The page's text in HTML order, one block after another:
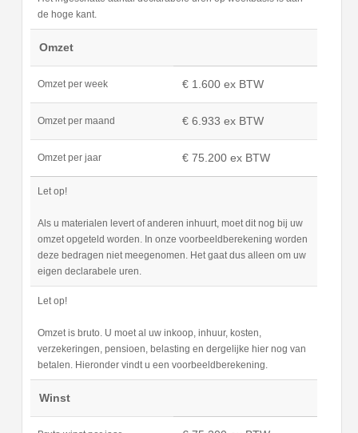
de hoge kant.
Omzet
Omzet per week € 1.600 ex BTW
Omzet per maand € 6.933 ex BTW
Omzet per jaar € 75.200 ex BTW
Let op!
Als u materialen levert of anderen inhuurt, moet dit nog bij uw
omzet opgeteld worden. In onze voorbeeldberekening worden
deze bedragen niet meegenomen. Het gaat dus alleen om uw
eigen declarabele uren.
Let op!
Omzet is bruto. U moet al uw inkoop, inhuur, kosten,
verzekeringen, pensioen, belasting en dergelijke hier nog van
betalen. Hieronder vindt u een voorbeeldberekening.
Winst